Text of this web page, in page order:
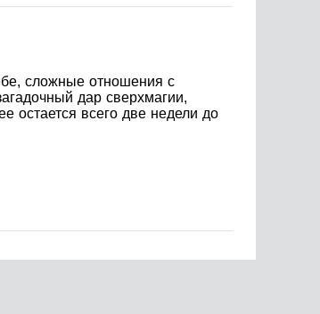
сложные отношения с
дар сверхмагии,
остается всего две недели до